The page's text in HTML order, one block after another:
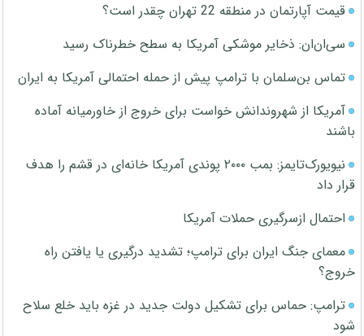
قیمت آپارتمان در منطقه 22 تهران چقدر است؟
سی‌ان‌ان: ذخایر موشکی آمریکا به سطح خطرناک رسید
تماس بن‌سلمان با ترامپ پیش از حمله احتمالی آمریکا به ایران
آمریکا از شهروندانش خواست برای خروج از خاورمیانه آماده
باشند
نیویورک‌تایمز: بمب ۲۰۰۰ پوندی آمریکا خانه‌ای در قشم را هدف
قرار داد
احتمال ازسرگیری حملات آمریکا
معمای جنگ ایران برای ترامپ؛ تشدید درگیری یا یافتن راه
خروج؟
ترامپ: حماس برای تشکیل دولت جدید در غزه باید خلع سلاح
شود